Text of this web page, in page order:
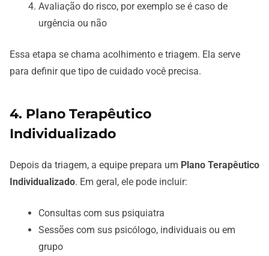
Avaliação do risco, por exemplo se é caso de
urgência ou não
Essa etapa se chama acolhimento e triagem. Ela serve
para definir que tipo de cuidado você precisa.
4. Plano Terapêutico
Individualizado
Depois da triagem, a equipe prepara um Plano Terapêutico
Individualizado. Em geral, ele pode incluir:
Consultas com sus psiquiatra
Sessões com sus psicólogo, individuais ou em
grupo